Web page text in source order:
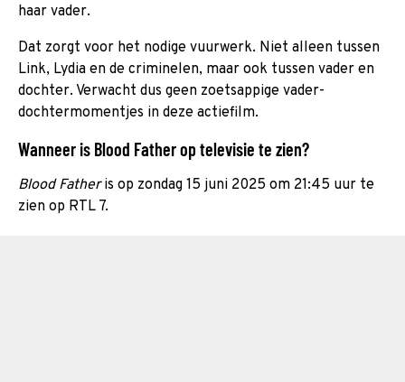
haar vader.
Dat zorgt voor het nodige vuurwerk. Niet alleen tussen
Link, Lydia en de criminelen, maar ook tussen vader en
dochter. Verwacht dus geen zoetsappige vader-
dochtermomentjes in deze actiefilm.
Wanneer is Blood Father op televisie te zien?
Blood Fatheris op zondag 15 juni 2025 om 21:45 uur te
zien op RTL 7.